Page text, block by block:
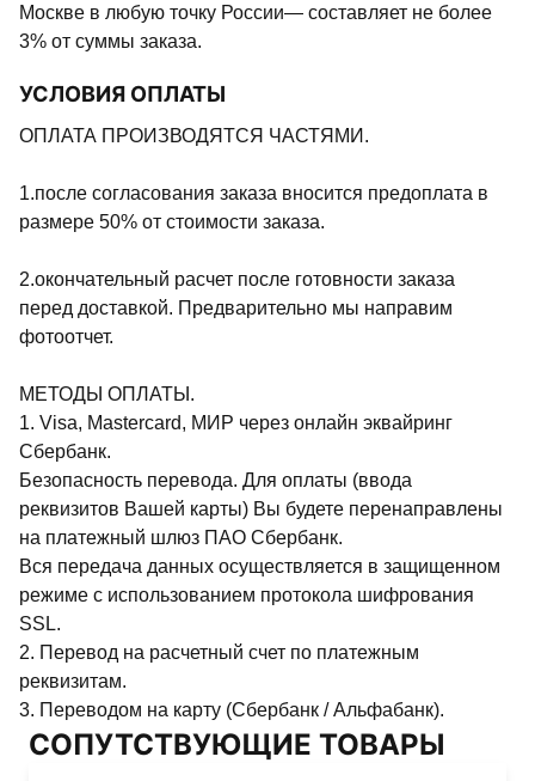
Москве в любую точку России— составляет не более
3% от суммы заказа.
УСЛОВИЯ ОПЛАТЫ
ОПЛАТА ПРОИЗВОДЯТСЯ ЧАСТЯМИ.
1.после согласования заказа вносится предоплата в
размере 50% от стоимости заказа.
2.окончательный расчет после готовности заказа
перед доставкой. Предварительно мы направим
фотоотчет.
МЕТОДЫ ОПЛАТЫ.
1. Visa, Mastercard, МИР через онлайн эквайринг
Сбербанк.
Безопасность перевода. Для оплаты (ввода
реквизитов Вашей карты) Вы будете перенаправлены
на платежный шлюз ПАО Сбербанк.
Вся передача данных осуществляется в защищенном
режиме с использованием протокола шифрования
SSL.
2. Перевод на расчетный счет по платежным
реквизитам.
3. Переводом на карту (Сбербанк / Альфабанк).
СОПУТСТВУЮЩИЕ ТОВАРЫ